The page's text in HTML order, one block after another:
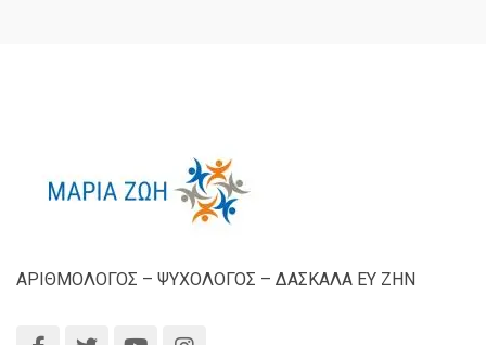
ΑΡΙΘΜΟΛΟΓΟΣ – ΨΥΧΟΛΟΓΟΣ – ΔΑΣΚΑΛΑ ΕΥ ΖΗΝ